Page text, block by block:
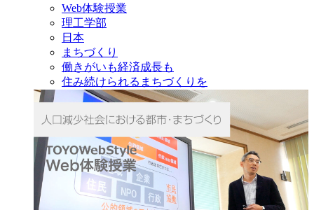
Web体験授業
理工学部
日本
まちづくり
働きがいも経済成長も
住み続けられるまちづくりを